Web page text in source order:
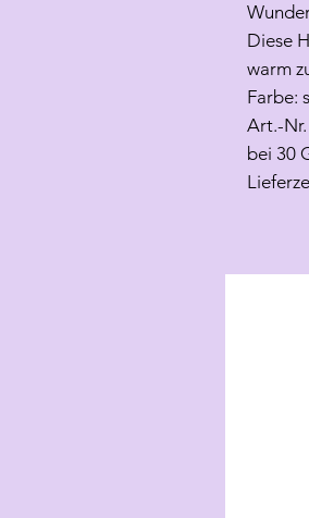
Diese
warm
Farbe:
Art.-
bei 30